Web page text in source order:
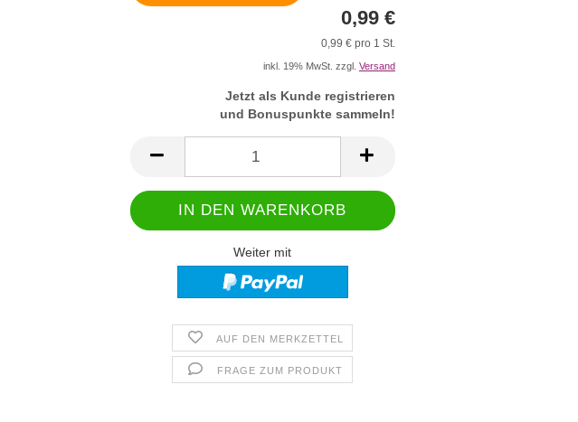
0,99 €
0,99 € pro 1 St.
inkl. 19% MwSt. zzgl. Versand
Jetzt als Kunde registrieren
und Bonuspunkte sammeln!
Weiter mit
AUF DEN MERKZETTEL
FRAGE ZUM PRODUKT